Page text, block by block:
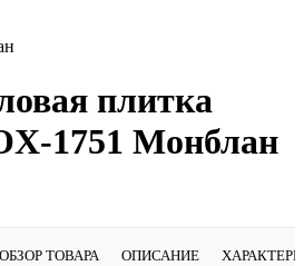
плитка
1751 Монблан
ОБЗОР ТОВАРА ОПИСАНИЕ